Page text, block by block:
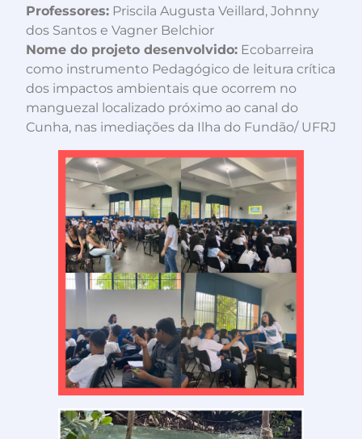
Professores: Priscila Augusta Veillard, Johnny
dos Santos e Vagner Belchior
Nome do projeto desenvolvido: Ecobarreira
como instrumento Pedagógico de leitura crítica
dos impactos ambientais que ocorrem no
manguezal localizado próximo ao canal do
Cunha, nas imediações da Ilha do Fundão/ UFRJ